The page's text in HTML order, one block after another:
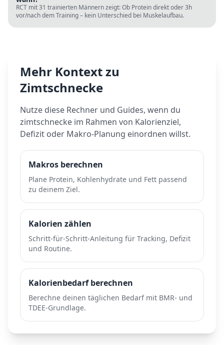
RCT mit 31 trainierten Männern zeigt: Ob Protein direkt oder 3h
vor/nach dem Training – kein Unterschied bei Muskelaufbau.
Mehr Kontext zu
Zimtschnecke
Nutze diese Rechner und Guides, wenn du
zimtschnecke im Rahmen von Kalorienziel,
Defizit oder Makro-Planung einordnen willst.
Makros berechnen
Plane Protein, Kohlenhydrate und Fett passend
zu deinem Ziel.
Kalorien zählen
Schritt-für-Schritt-Anleitung für Tracking, Defizit
und Routine.
Kalorienbedarf berechnen
Berechne deinen täglichen Bedarf mit BMR- und
TDEE-Grundlage.